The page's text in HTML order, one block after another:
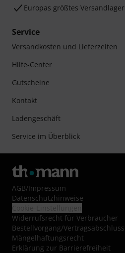
Europas größtes Versandlager
Service
Versandkosten und Lieferzeiten
Hilfe-Center
Gutscheine
Kontakt
Ladengeschäft
Service im Überblick
AGB/Impressum
Datenschutzhinweise
Widerrufsrecht für Verbraucher
Bestellvorgang/Vertragsabschluss
Mängelhaftungsrecht
Erklärung zur Barrierefreiheit